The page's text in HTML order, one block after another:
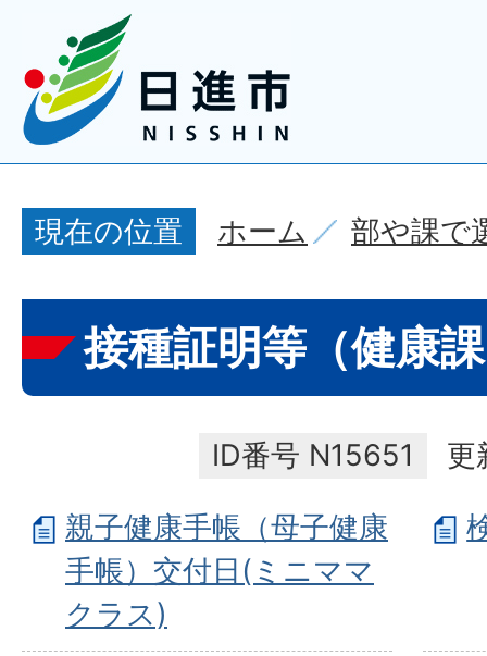
現在の位置 ホーム 部や課で
接種証明等（健康
ID番号 N15651
更
親子健康手帳（母子健康
手帳）交付日(ミニママ
クラス)